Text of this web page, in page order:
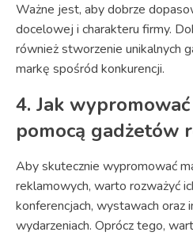
Ważne jest, aby dobrze
docelowej i charakteru firmy.
również stworzenie unikalnych
markę spośród konkurencji.
4. Jak
pomocą gadżetów
Aby skutecznie wypromować
reklamowych, warto rozważyć
konferencjach, wystawach oraz
wydarzeniach. Oprócz tego,